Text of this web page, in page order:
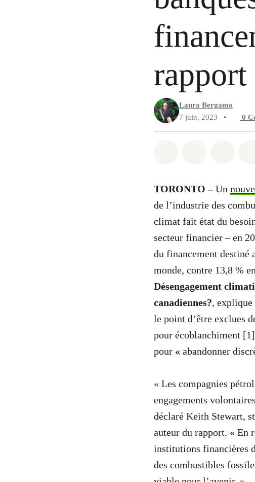
rapport
Laura Bergamo
7 juin, 2023
• 0
TORONTO –Un
de l’industrie des
climat fait état du
secteur financier – en
du financement destiné
monde, contre 13,8 %
Désengagement
canadiennes?, explique
le point d’être exclues
pour écoblanchiment
pour « abandonner
« Les compagnies
engagements
déclaré Keith Stewart,
auteur du rapport. « En
institutions financières
des combustibles